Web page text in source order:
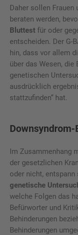
Daher sollen Frauen
beraten werden,
Bluttest für oder
entscheiden. Der G-
hin, dass vor allem
über das Wesen, die
genetischen
ausdrücklich
stattzufinden“ hat.
Im Zusammenhang
der gesetzlichen
oder nicht,
genetische
welche Folgen das
Befürworter und
Behinderungen
Behinderungen